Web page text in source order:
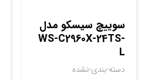
سوييچ سيسکو مدل
WS-C2960X-24TS-
L
دسته-بندی-نشده